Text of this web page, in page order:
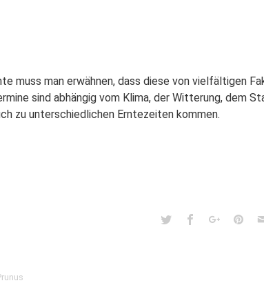
muss man erwähnen, dass diese von vielfältigen
sind abhängig vom Klima, der Witterung, dem
zu unterschiedlichen Erntezeiten kommen.